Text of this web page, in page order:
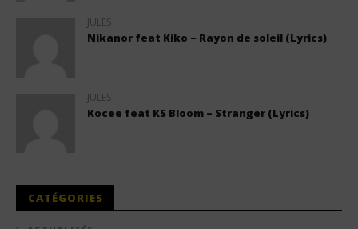
JULES
Nikanor feat Kiko – Rayon de soleil (Lyrics)
JULES
Kocee feat KS Bloom – Stranger (Lyrics)
CATÉGORIES